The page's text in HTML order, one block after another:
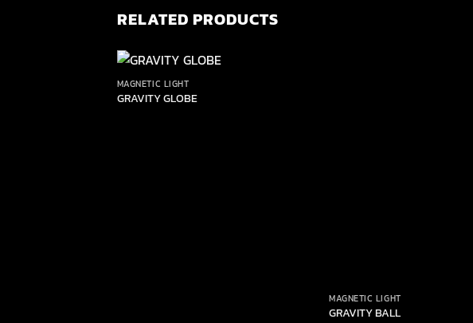
RELATED PRODUCTS
MAGNETIC LIGHT
GRAVITY GLOBE
MAGNETIC LIGHT
GRAVITY BALL